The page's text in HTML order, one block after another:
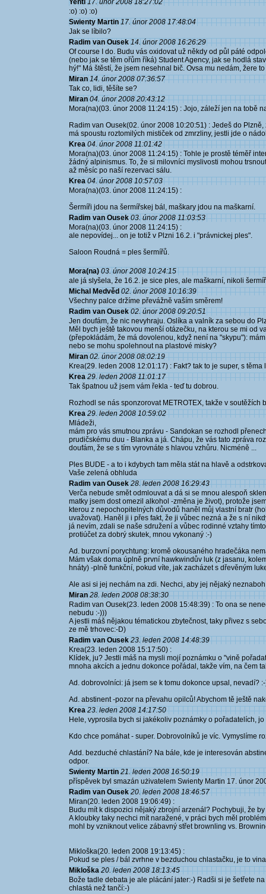
Yentl 17. únor 2008 18:27:02
:o) :o) :o)
Swienty Martin 17. únor 2008 17:48:04
Jak se líbilo?
Radim van Ousek 14. únor 2008 16:26:29
Of course I do. Budu vás oxidovat už někdy od půl páté
(nebo jak se těm ořům říká) Student Agency, jak se hodlá
hý!" Má štěstí, že jsem nesehnal bič. Ovsa mu nedám, žere
Miran 14. únor 2008 07:36:57
Tak co, lidi, těšíte se?
Miran 04. únor 2008 20:43:12
Mora(na)(03. únor 2008 11:24:15) : Jojo, záleží jen na tobě
Radim van Ousek(02. únor 2008 10:20:51) : Jedeš do
má spoustu roztomilých mističek od zmrzliny, jestli jde o
Krea 04. únor 2008 11:01:42
Mora(na)(03. únor 2008 11:24:15) : Tohle je prostě téměř
žádný alpinismus. To, že si milovníci myslivosti mohou
až měsíc po naší rezervaci sálu.
Krea 04. únor 2008 10:57:03
Mora(na)(03. únor 2008 11:24:15) :
Šermíři jdou na šermířskej bál, maškary jdou na maškarní.
Radim van Ousek 03. únor 2008 11:03:53
Mora(na)(03. únor 2008 11:24:15) :
ale nepovídej... on je totiž v Plzni 16.2. i "právnickej ples".
Saloon Roudná = ples šermířů.
Mora(na) 03. únor 2008 10:24:15
ale já slyšela, že 16.2. je sice ples, ale maškarní, nikoli
Michal Medvěd 02. únor 2008 10:16:39
Všechny palce držíme převážně vaším směrem!
Radim van Ousek 02. únor 2008 09:20:51
Jen doufám, že nic nevyhraju. Oslíka a valník za sebou do
Měl bych ještě takovou menší otázečku, na kterou se mi od
(přepokládám, že má dovolenou, když není na "skypu"):
nebo se mohu spolehnout na plastové misky?
Miran 02. únor 2008 08:02:19
Krea(29. leden 2008 12:01:17) : Fakt? tak to je super, s
Krea 29. leden 2008 11:01:17
Tak špatnou už jsem vám řekla - teď tu dobrou.
Rozhodl se nás sponzorovat METROTEX, takže v soutěžích
Krea 29. leden 2008 10:59:02
Mládeži,
mám pro vás smutnou zprávu - Sandokan se rozhodl
prudičskému duu - Blanka a já. Chápu, že vás tato zpráva
doufám, že se s tím vyrovnáte s hlavou vzhůru. Nicméně ...
Ples BUDE - a to i kdybych tam měla stát na hlavě a
Vaše zelená obhluda
Radim van Ousek 28. leden 2008 16:29:43
Verča nebude smět odmlouvat a dá si se mnou alespoň
matky jsem dost omezil alkohol -změna je život), protože
kterou z nepochopitelných důvodů haněl můj vlastní bratr
uvažovat). Haněl ji i přes fakt, že ji vůbec nezná a že s ní
já nevím, zdali se naše sdružení a vůbec rodinné vztahy
protiúčet za dobrý skutek, mnou vykonaný :-)
Ad. burzovní porychtung: kromě okousaného hradečáka
Mám však doma úplně první hawkwindův luk (z jasanu,
hnáty) -plně funkční, pokud víte, jak zacházet s dřevěným
Ale asi si jej nechám na zdi. Nechci, aby jej nějaký
Miran 28. leden 2008 08:38:30
Radim van Ousek(23. leden 2008 15:48:39) : To ona se
nebudu :-)))
A jestli máš nějakou tématickou zbytečnost, taky přivez s
ze mě trhovec:-D)
Radim van Ousek 23. leden 2008 14:48:39
Krea(23. leden 2008 15:17:50) :
Klídek, ju? Jestli máš na mysli mojí poznámku o "vině
mnoha akcích a jednu dokonce pořádal, takže vím, na čem
Ad. dobrovolníci: já jsem se k tomu dokonce upsal, nevadí?
Ad. abstinent -pozor na převahu opilců! Abychom tě ještě
Krea 23. leden 2008 14:17:50
Hele, vyprosila bych si jakékoliv poznámky o pořadatelích, jo
Kdo chce pomáhat - super. Dobrovolníků je víc. Vymyslíme
Add. bezduché chlastání? Na bále, kde je interesován
odpor.
Swienty Martin 21. leden 2008 16:50:19
příspěvek byl smazán użivatelem Swienty Martin 17. únor
Radim van Ousek 20. leden 2008 18:46:57
Miran(20. leden 2008 19:06:49) :
Budu mít k dispozici nějaký zbrojní arzenál? Pochybuji, že
A kloubky taky nechci mít naražené, v práci bych měl
mohl by vzniknout velice zábavný střet brownling vs.
Mikloška(20. leden 2008 19:13:45) :
Pokud se ples / bál zvrhne v bezduchou chlastačku, je to
Mikloška 20. leden 2008 18:13:45
Bože tadle debata je ale plácání jater:-) Radši si je šetřete
chlastá než tančí:-)